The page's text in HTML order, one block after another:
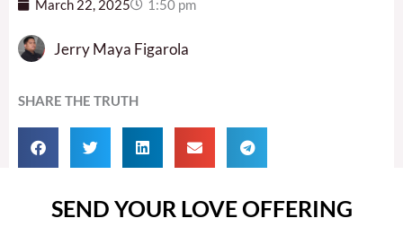
March 22, 2025 1:50 pm
Jerry Maya Figarola
SHARE THE TRUTH
SEND YOUR LOVE OFFERING